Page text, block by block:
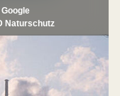
Naturschutz